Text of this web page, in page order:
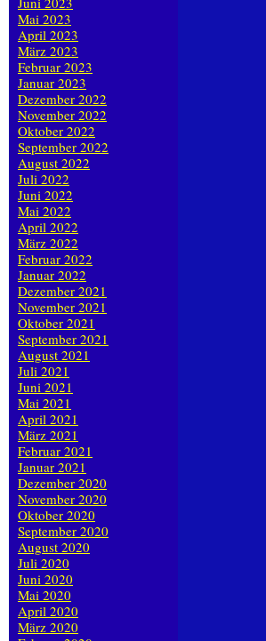
Mai 2023
April 2023
März 2023
Februar 2023
Januar 2023
Dezember 2022
November 2022
Oktober 2022
September 2022
August 2022
Juli 2022
Juni 2022
Mai 2022
April 2022
März 2022
Februar 2022
Januar 2022
Dezember 2021
November 2021
Oktober 2021
September 2021
August 2021
Juli 2021
Juni 2021
Mai 2021
April 2021
März 2021
Februar 2021
Januar 2021
Dezember 2020
November 2020
Oktober 2020
September 2020
August 2020
Juli 2020
Juni 2020
Mai 2020
April 2020
März 2020